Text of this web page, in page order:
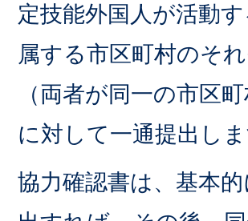
定技能外国人が活動
属する市区町村のそ
（両者が同一の市区
に対して一通提出しま
協力確認書は、基本